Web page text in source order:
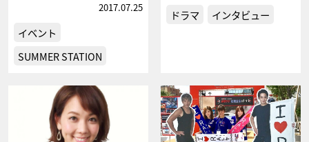
2017.07.25
イベント
SUMMER STATION
ドラマ インタビュー